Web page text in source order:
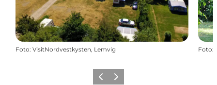
Foto: VisitNordvestkysten, Lemvig Foto:
ZurückWeiter